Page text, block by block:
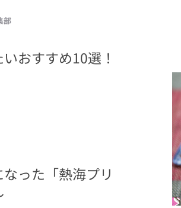
部
おすすめ10選！
った「熱海プリ